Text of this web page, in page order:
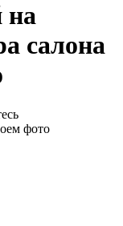
на
салона
фото